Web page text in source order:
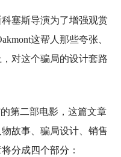
塞斯导演为了增强观赏
这帮人那些夸张、
对这个骗局的设计套路
第二部电影，这篇文章
故事、骗局设计、销售
分成四个部分：